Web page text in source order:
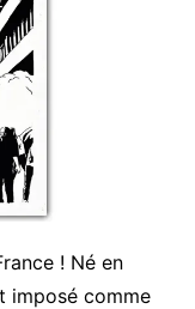
! Né en
imposé comme